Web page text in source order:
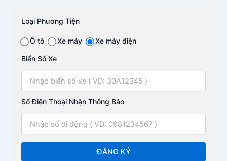
Loại Phương Tiện
Ô tô Xe máy Xe máy điện
Biển Số Xe
Số Điện Thoại Nhận Thông Báo